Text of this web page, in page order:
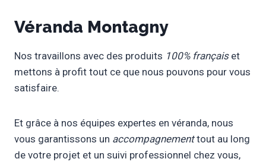
Véranda Montagny
Nos travaillons avec des produits 100% français et
mettons à profit tout ce que nous pouvons pour vous
satisfaire.
Et grâce à nos équipes expertes en véranda, nous
vous garantissons un accompagnementtout au long
de votre projet et un suivi professionnel chez vous,